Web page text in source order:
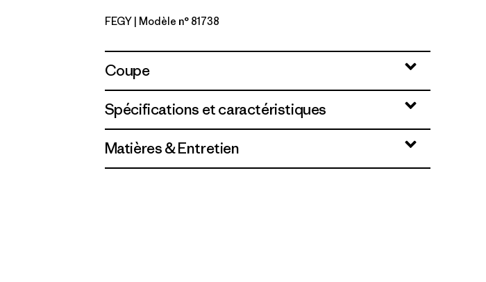
Forever Grey
FEGY | Modèle n° 81738
Coupe
Spécifications et caractéristiques
Matières & Entretien